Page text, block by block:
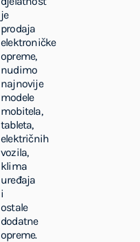
je
prodaja
elektroničke
opreme,
nudimo
najnovije
modele
mobitela,
tableta,
električnih
vozila,
klima
uređaja
i
ostale
dodatne
opreme.